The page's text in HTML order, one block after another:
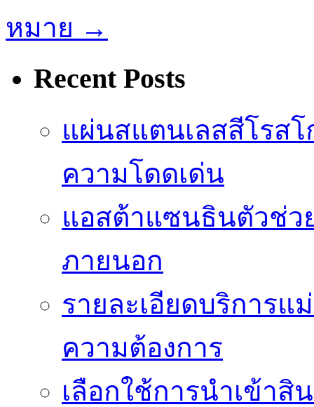
หมาย →
Recent Posts
แผ่นสแตนเลสสีโรส
ความโดดเด่น
แอสต้าแซนธินตัวช่ว
ภายนอก
รายละเอียดบริการ
ความต้องการ
เลือกใช้การนำเข้า